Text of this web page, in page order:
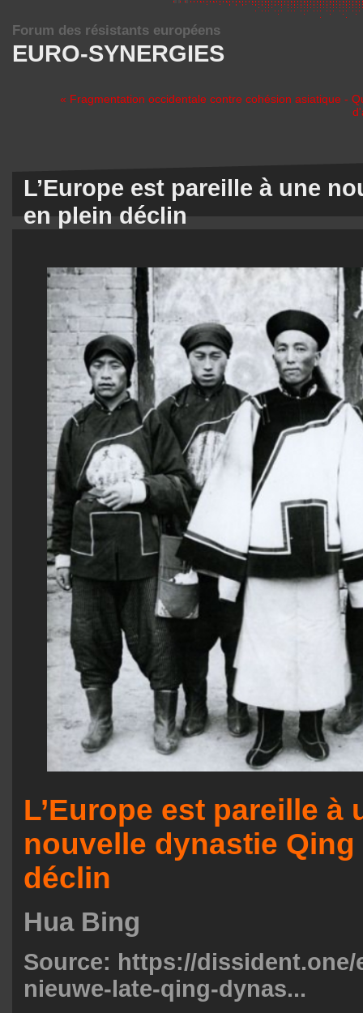
EURO-SYNERGIES
Forum des résistants européens
« Fragmentation occidentale contre cohésion asiatique -
L’Europe est pareille à une
en plein déclin
L’Europe est pareille à
nouvelle dynastie
déclin
Hua Bing
Source: https://dissident.one/
nieuwe-late-qing-dynas...